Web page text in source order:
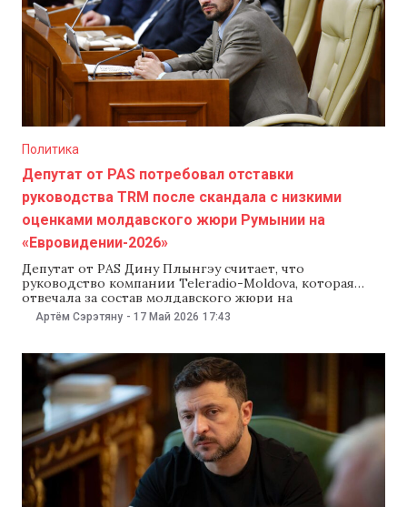
Политика
Депутат от PAS потребовал отставки
руководства TRM после скандала с низкими
оценками молдавского жюри Румынии на
«Евровидении-2026»
Депутат от PAS Дину Плынгэу считает, что
руководство компании Teleradio-Moldova, которая
отвечала за состав молдавского жюри на
«Евровидение-2026», должно уйти в отставку после
скандала из-за низкой оценки для Румынии в финале
в отставку добровольно, парламент должен заняться
этим вопросом. При этом депутат
Артём Сэрэтяну - 17 Май 2026 17:43